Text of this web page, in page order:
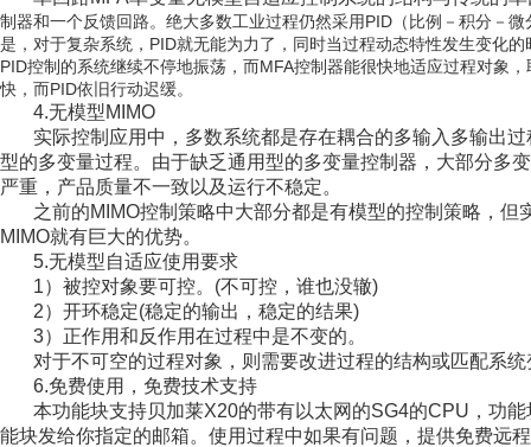
制器和一个反馈回路。 绝大多数工业过程仍然采用PID（比例－积分－
是，对于复杂系统，PID就无能为力了，同时当过程动态特性发生变化
PID控制的系统继续不停地振荡，而MFA控制器能很快地适应过程对象
快，而PID依旧行动迟缓。
4.无模型MIMO
实际控制应用中，多数系统都是存在耦合的多输入多输出
型的多变量过程。由于缺乏通用型的多变量控制器，大部分多
严重，产品质量不一致以及运行不稳定。
之前的MIMO控制策略中大部分都是有模型的控制策略，
MIMO就有巨大的优势。
5.无模型自适应使用要求
1）被控对象要可控。(不可控，谁也没辙)
2）开环稳定(稳定的输出，稳定的结果)
3） 正作用和反作用在过程中是不变的。
对于不可空的过程对象，则需要改进过程的结构或匹配系
6.免费使用，免费技术支持
本功能块支持贝加莱X20的带有以太网的SG4的CPU，功
能块发给你指定的邮箱。使用过程中如果有问题，提供免费远